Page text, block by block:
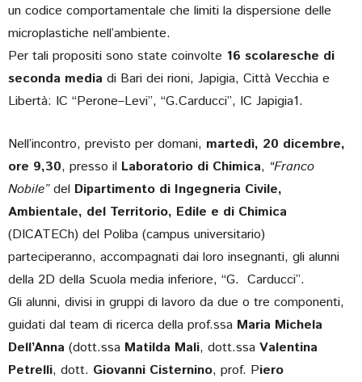
un codice comportamentale che limiti la dispersione delle
microplastiche nell’ambiente.
Per tali propositi sono state coinvolte 16 scolaresche di
seconda media di Bari dei rioni, Japigia, Città Vecchia e
Libertà: IC “Perone–Levi”, “G.Carducci”, IC Japigia1.
Nell’incontro, previsto per domani, martedì, 20 dicembre,
ore 9,30, presso il Laboratorio di Chimica, “Franco
Nobile”del Dipartimento di Ingegneria Civile,
Ambientale, del Territorio, Edile e di Chimica
(DICATECh) del Poliba (campus universitario)
parteciperanno, accompagnati dai loro insegnanti, gli alunni
della 2D della Scuola media inferiore, “G. Carducci”.
Gli alunni, divisi in gruppi di lavoro da due o tre componenti,
guidati dal team di ricerca della prof.ssa Maria Michela
Dell’Anna (dott.ssa Matilda Mali, dott.ssa Valentina
Petrelli, dott. Giovanni Cisternino, prof. Piero